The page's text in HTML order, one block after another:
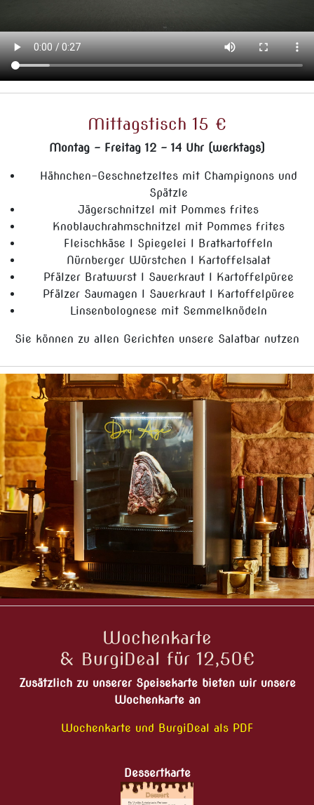
Mittagstisch 15 €
Montag - Freitag 12 - 14 Uhr (werktags)
Hähnchen-Geschnetzeltes mit Champignons und
Spätzle
Jägerschnitzel mit Pommes frites
Knoblauchrahmschnitzel mit Pommes frites
Fleischkäse I Spiegelei I Bratkartoffeln
Nürnberger Würstchen I Kartoffelsalat
Pfälzer Bratwurst I Sauerkraut I Kartoffelpüree
Pfälzer Saumagen I Sauerkraut I Kartoffelpüree
Linsenbolognese mit Semmelknödeln
Sie können zu allen Gerichten unsere Salatbar nutzen
Wochenkarte
& BurgiDeal für 12,50€
Zusätzlich zu unserer Speisekarte bieten wir unsere
Wochenkarte an
Wochenkarte und BurgiDeal als PDF
Dessertkarte